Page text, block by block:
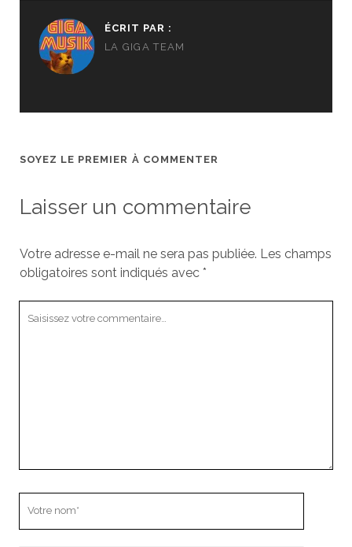
ÉCRIT PAR :
LA GIGA TEAM
SOYEZ LE PREMIER À COMMENTER
Laisser un commentaire
Votre adresse e-mail ne sera pas publiée. Les champs
obligatoires sont indiqués avec *